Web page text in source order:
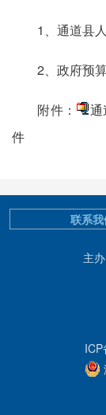
1、通道县
2、政府预
附件：
件
主
联系我